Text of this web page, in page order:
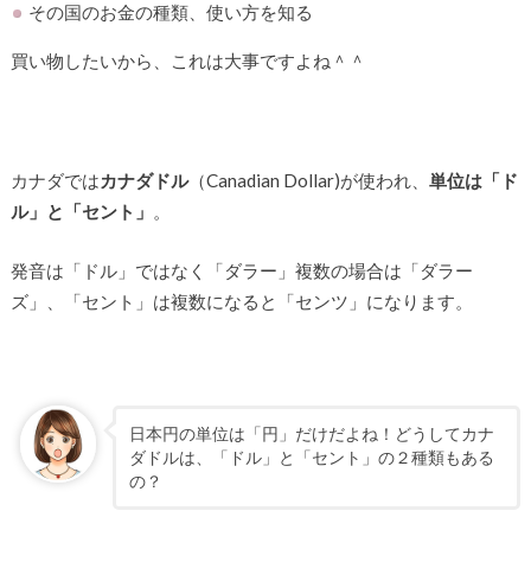
その国のお金の種類、使い方を知る
買い物したいから、これは大事ですよね＾＾
カナダではカナダドル（Canadian Dollar)が使われ、 単位は「ド
ル」と「セント」 。
発音は「ドル」ではなく「ダラー」複数の場合は「ダラー
ズ」、「セント」は複数になると「センツ」になります。
日本円の単位は「円」だけだよね！どうしてカナ
ダドルは、「ドル」と「セント」の２種類もある
の？